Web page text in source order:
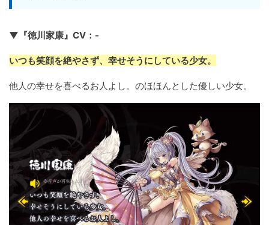
▼『徳川家康』CV：-
いつも笑顔を絶やさず、幸せそうにしている少女。
他人の幸せを喜べるお人よし。のほほんとした優しい少女。